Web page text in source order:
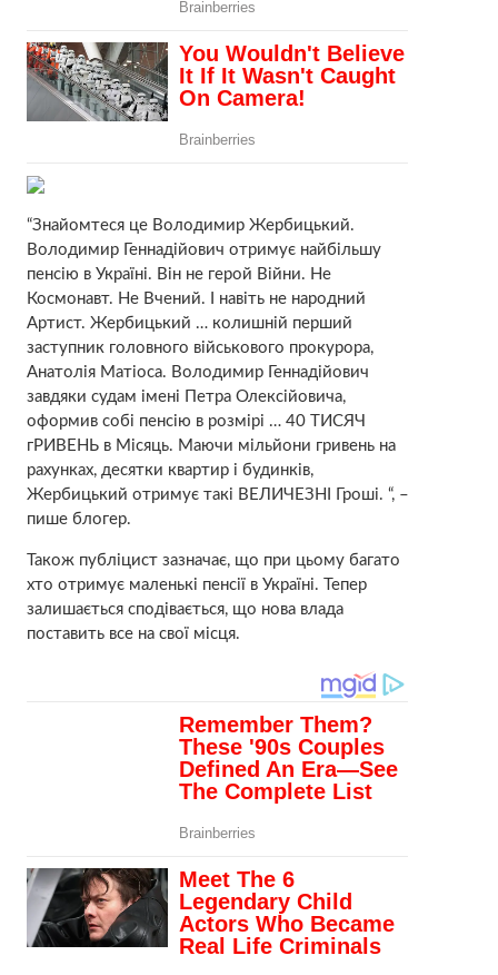
“Знайомтеся це Володимир Жербицький.
Володимир Геннадійович отримує найбільшу
пенсію в Україні. Він не герой Війни. Не
Космонавт. Не Вчений. І навіть не народний
Артист. Жербицький … колишній перший
заступник головного військового прокурора,
Анатолія Матіоса. Володимир Геннадійович
завдяки судам імені Петра Олексійовича,
оформив собі пенсію в розмірі … 40 ТИСЯЧ
гРИВЕНЬ в Місяць. Маючи мільйони гривень на
рахунках, десятки квартир і будинків,
Жербицький отримує такі ВЕЛИЧЕЗНІ Гроші. “, –
пише блогер.
Також публіцист зазначає, що при цьому багато
хто отримує маленькі пенсії в Україні. Тепер
залишається сподівається, що нова влада
поставить все на свої місця.